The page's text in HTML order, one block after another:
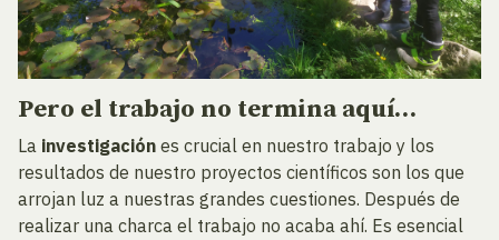
Pero el trabajo no termina aquí…
La investigación es crucial en nuestro trabajo y los
resultados de nuestro proyectos científicos son los que
arrojan luz a nuestras grandes cuestiones. Después de
realizar una charca el trabajo no acaba ahí. Es esencial